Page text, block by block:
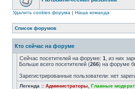
Удалить cookies форума | Наша команда
Список форумов
Кто сейчас на форуме
Сейчас посетителей на форуме: 1 , из них
Больше всего посетителей (266) на форуме
Зарегистрированные пользователи: нет
Легенда :: Администраторы Главные